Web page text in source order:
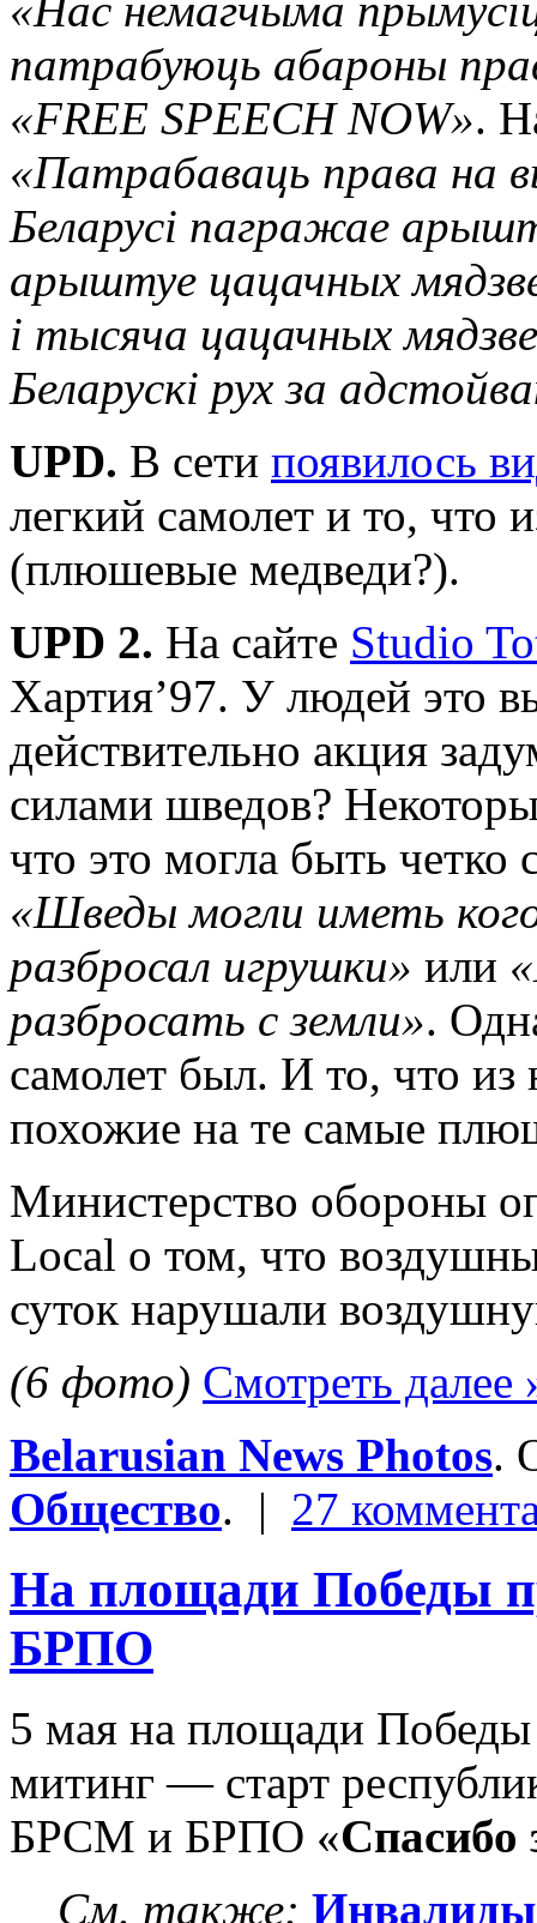
«Нас немагчыма
патрабуюць абароны
«FREE SPEECH NOW».
«Патрабаваць права на
Беларусі пагражае
арыштуе цацачных
і тысяча цацачных
Беларускі рух за
UPD. В сети появилось
легкий самолет и то, что
(плюшевые медведи?).
UPD 2. На сайте Studio
Хартия’97. У людей это
действительно акция
силами шведов?
что это могла быть четко
«Шведы могли иметь
разбросал игрушки» или
разбросать с земли».
самолет был. И то, что
похожие на те самые
Министерство обороны
Local о том, что
суток нарушали
(6 фото) Смотреть далее
Belarusian News Photos.
Общество. | 27
На площади Победы
БРПО
5 мая на площади
митинг — старт
БРСМ и БРПО «Спасибо
См. также: